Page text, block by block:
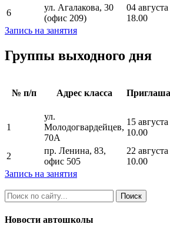
6
ул. Агалакова, 30
(офис 209)
04 августа
18.00
Запись на занятия
Группы выходного дня
№ п/п Адрес класса
1
ул.
Молодогвардейцев,
70А
15 августа
10.00
2
пр. Ленина, 83,
офис 505
22 августа
10.00
Запись на занятия
Новости автошколы